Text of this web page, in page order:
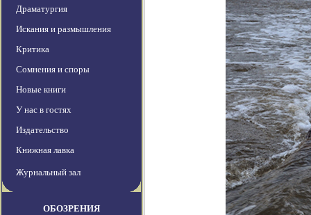
Драматургия
Искания и размышления
Критика
Сомнения и споры
Новые книги
У нас в гостях
Издательство
Книжная лавка
Журнальный зал
ОБОЗРЕНИЯ